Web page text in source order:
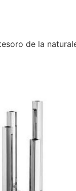
de la